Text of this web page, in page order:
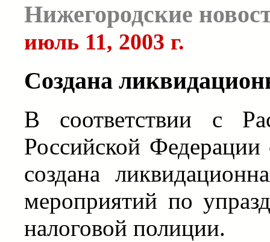
Нижегородские
июль 11, 2003 г.
Создана
В соответствии с
Российской
создана
мероприятий по
налоговой полиции.